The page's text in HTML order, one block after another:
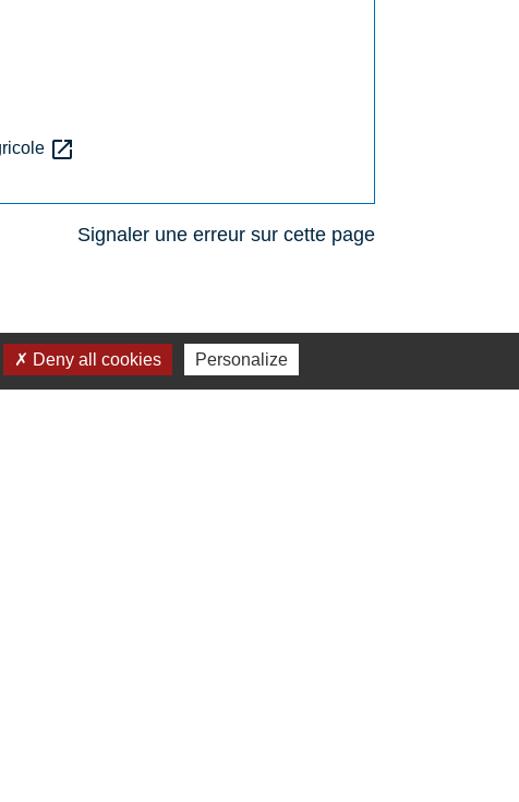
open_in_new
Signaler une erreur sur cette page
Deny all cookies Personalize